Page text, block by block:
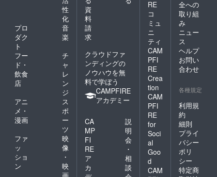
古屋市
緑区
亀ヶ洞
2-110
スリー
オーク
202 ・
支援者
様の交
費：支
援者様
の交通
費や滞
在費は
各自で
ご負担
くださ
い。 ・
支援者
様との
性
化
プロ
ダク
ト
音
楽
フー
ド・
飲食
店
チ
ャ
レ
ン
ジ
アニ
メ・
漫画
ス
ポ
ー
ツ
ファ
ッ
ショ
ン
映
像
・
映
画
資
料
請
求
クラウドファ
ンディングの
ノウハウを無
料で学ぼう
CAMPFIRE
アカデミー
CA
MP
FI
RE
ア
カ
説
明
会
・
相
談
RE
コ
ミュ
ニ
ティ
CAM
PFI
RE
Crea
tion
CAM
PFI
RE
for
Soci
al
Goo
d
CAM
全への
取り組
み
ニュー
ス
ヘルプ
お問い
合わせ
各種規定
利用規
約
細則
プライ
バシー
ポリ
シー
特定商